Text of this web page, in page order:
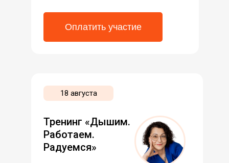
Тренинг «Дышим.
Работаем.
Радуемся»
18 августа
Оплатить участие